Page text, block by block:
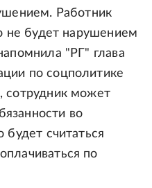
Работник
не будет нарушением
"РГ" глава
по соцполитике
сотрудник может
во
будет считаться
по